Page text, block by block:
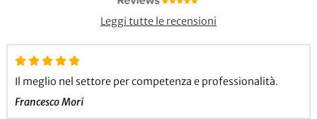
Leggi tutte le recensioni
Il meglio nel settore per competenza e professionalità.
Francesco Mori